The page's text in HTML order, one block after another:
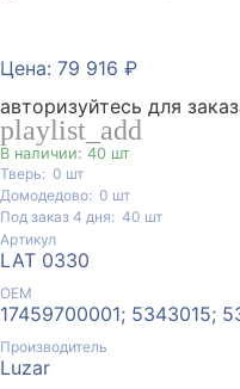
Цена: 79 916 ₽
авторизуйтесь для
playlist_add
В наличии: 40 шт
Тверь: 0 шт
Домодедово: 0 шт
Под заказ 4 дня: 40 шт
Артикул
LAT 0330
ОЕМ
17459700001; 5343015;
Производитель
Luzar